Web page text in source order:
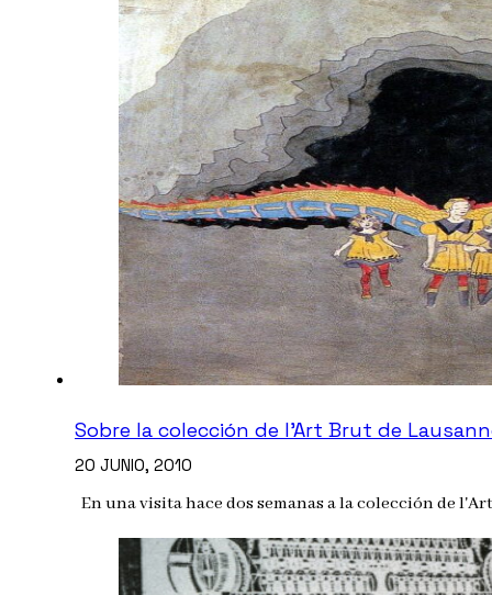
Sobre la colección de l’Art Brut de
20 JUNIO, 2010
En una visita hace dos semanas a la colección de